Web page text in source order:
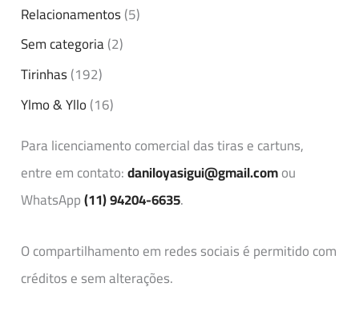
Relacionamentos(5)
Sem categoria(2)
Tirinhas(192)
Ylmo & Yllo(16)
Para licenciamento comercial das tiras e cartuns,
entre em contato:daniloyasigui@gmail.comou
WhatsApp(11) 94204-6635.
O compartilhamento em redes sociais é permitido com
créditos e sem alterações.